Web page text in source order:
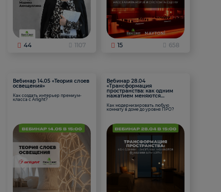
44 1107 15 658
Вебинар 14.05 «Теория слоев
освещения»
Как создать интерьер премиум-
класса с Arlight?
Вебинар 28.04
«Трансформация
пространства: как одним
нажатием меняются
Как модернизировать любую
комнату в доме до уровня ПРО?